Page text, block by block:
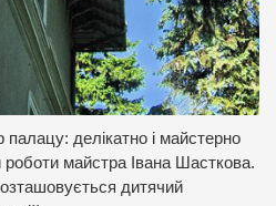
палацу: делікатно і майстерно
роботи майстра Івана Шасткова.
дитячий